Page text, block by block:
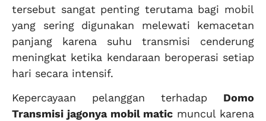
tersebut sangat penting terutama bagi mobil
yang sering digunakan melewati kemacetan
panjang karena suhu transmisi cenderung
meningkat ketika kendaraan beroperasi setiap
hari secara intensif.
Kepercayaan pelanggan terhadap Domo
Transmisi jagonya mobil matic muncul karena